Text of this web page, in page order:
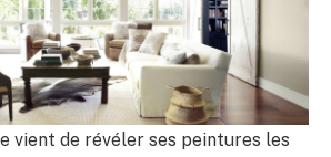
vient de révéler ses peintures les